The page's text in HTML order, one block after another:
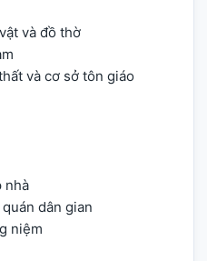
và đồ thờ
và cơ sở tôn giáo
nhà
dân gian
niệm